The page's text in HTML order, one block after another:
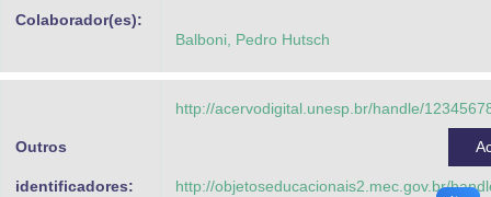
Planalto
Colaborador(es):
Balboni, Pedro Hutsch
Outros
identificadores:
http://acervodigital.unesp.br/handle/
http://objetoseducacionais2.mec.gov.br/